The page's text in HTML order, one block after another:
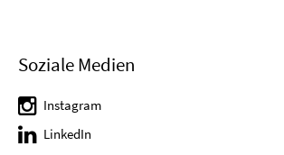
Soziale Medien
Instagram
LinkedIn